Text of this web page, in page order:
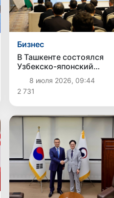
Бизнес
В Ташкенте состоялся
Узбекско-японский
бизнес-форум
8 июля 2026, 09:44
2 731